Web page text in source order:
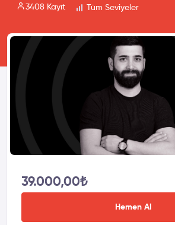
3408 Kayıt Tüm Seviyeler
39.000,00₺
Hemen Al